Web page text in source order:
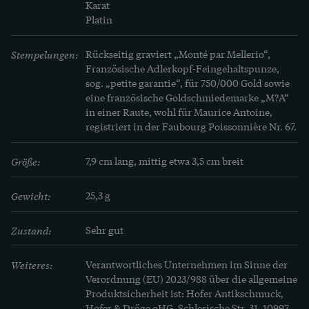
(Woodbridge 2010), S. 381, ist ein ganz
anders entworfener, doch auch aus Gold, Platin
und Diamanten entworfener Clip abgebildet.
Schmuck der 40er & 50er Jahre (München 1987),
Wir haben die Brosche in München entdeckt. Sie
ist sehr gut erhalten.
Mehr Erfahren
Eine der schönsten und typischsten
Schmuckstücke des Art Déco ist der Clip.
Extravagante, kostbare, meist mit Diamanten
MEHR ERFAHREN
Karat
Platin
Stempelungen: Rückseitig graviert „Monté par Mellerio“,
Französische Adlerkopf-Feingehaltspunze,
sog. „petite garantie“, für 750/000 Gold sowie
eine französische Goldschmiedemarke „M?A“
in einer Raute, wohl für Maurice Antoine,
registriert in der Faubourg Poissonnière Nr. 67.
Größe: 7,9 cm lang, mittig etwa 3,5 cm breit
Gewicht: 25,3 g
Zustand: Sehr gut
Weiteres:
Verantwortliches Unternehmen im Sinne der
Verordnung (EU) 2023/988 über die allgemeine
Produktsicherheit ist: Hofer Antikschmuck,